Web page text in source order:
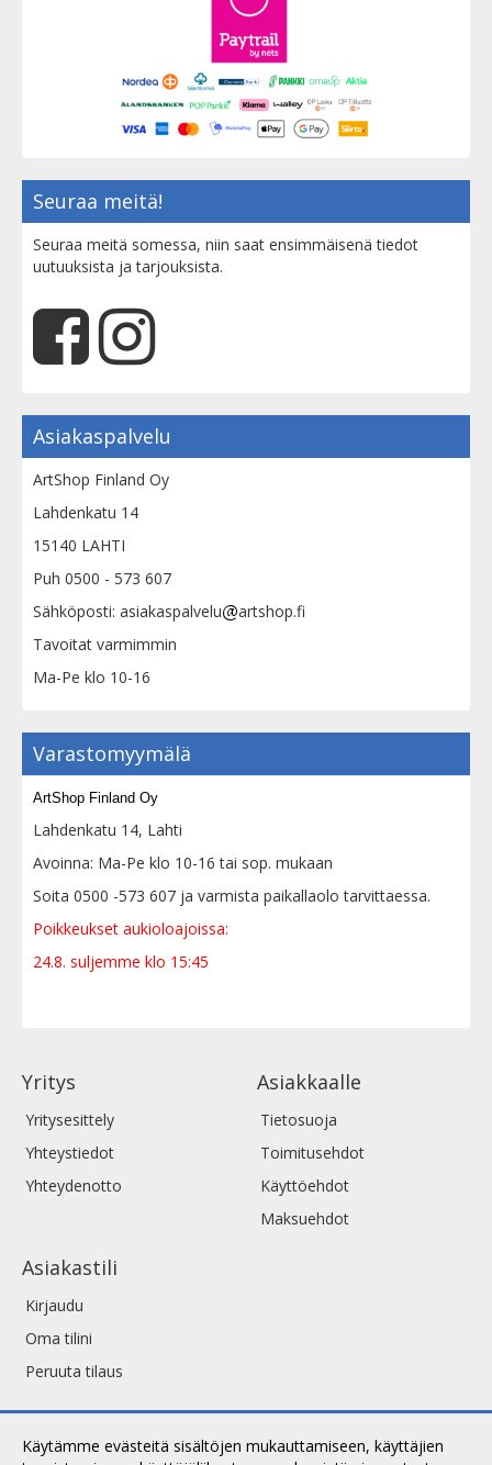
Käytämme evästeitä sisältöjen mukauttamiseen, käyttäjien
Seuraa meitä!
Seuraa meitä somessa, niin saat ensimmäisenä tiedot
uutuuksista ja tarjouksista.
Asiakaspalvelu
ArtShop Finland Oy
Lahdenkatu 14
15140 LAHTI
Puh 0500 - 573 607
Sähköposti: asiakaspalvelu
artshop.fi
Tavoitat varmimmin
Ma-Pe klo 10-16
Varastomyymälä
ArtShop Finland Oy
Lahdenkatu 14, Lahti
Avoinna: Ma-Pe klo 10-16 tai sop. mukaan
Soita 0500 -573 607 ja varmista paikallaolo tarvittaessa.
Poikkeukset aukioloajoissa:
24.8. suljemme klo 15:45
Yritys
Yritysesittely
Yhteystiedot
Yhteydenotto
Asiakkaalle
Tietosuoja
Toimitusehdot
Käyttöehdot
Maksuehdot
Asiakastili
Kirjaudu
Oma tilini
Peruuta tilaus